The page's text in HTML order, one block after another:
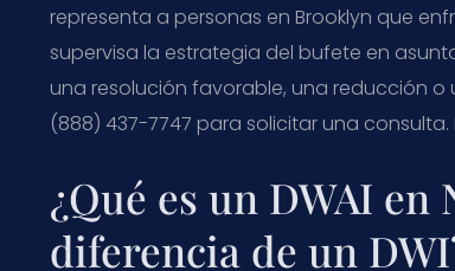
representa a personas en Brooklyn que
supervisa la estrategia del bufete en
una resolución favorable, una reducción o
(888) 437-7747 para solicitar una consulta.
¿Qué es un DWAI en
diferencia de un